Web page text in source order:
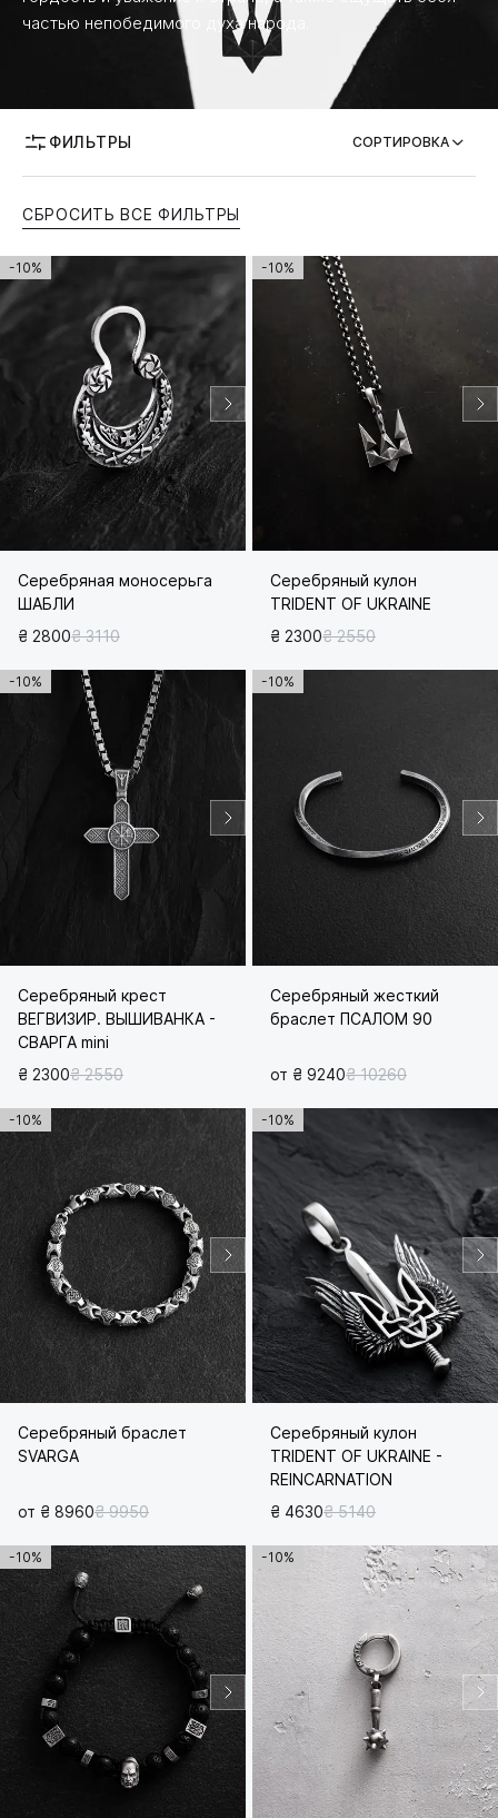
частью непобедимого духа народа.
ФИЛЬТРЫ
ВОЗМОЖНОСТЬ ГРАВИРОВКИ
СОРТИРОВКА
СБРОСИТЬ ВСЕ ФИЛЬТРЫ
-10%
Серебряная моносерьга
ШАБЛИ
₴ 2800₴ 3110
-10%
Серебряный кулон
TRIDENT OF UKRAINE
₴ 2300₴ 2550
-10%
Серебряный крест
ВЕГВИЗИР. ВЫШИВАНКА -
СВАРГА mini
₴ 2300₴ 2550
-10%
Серебряный жесткий
браслет ПСАЛОМ 90
от ₴ 9240₴ 10260
-10%
Серебряный браслет
SVARGA
от ₴ 8960₴ 9950
-10%
Серебряный кулон
TRIDENT OF UKRAINE -
REINCARNATION
₴ 4630₴ 5140
-10% -10%